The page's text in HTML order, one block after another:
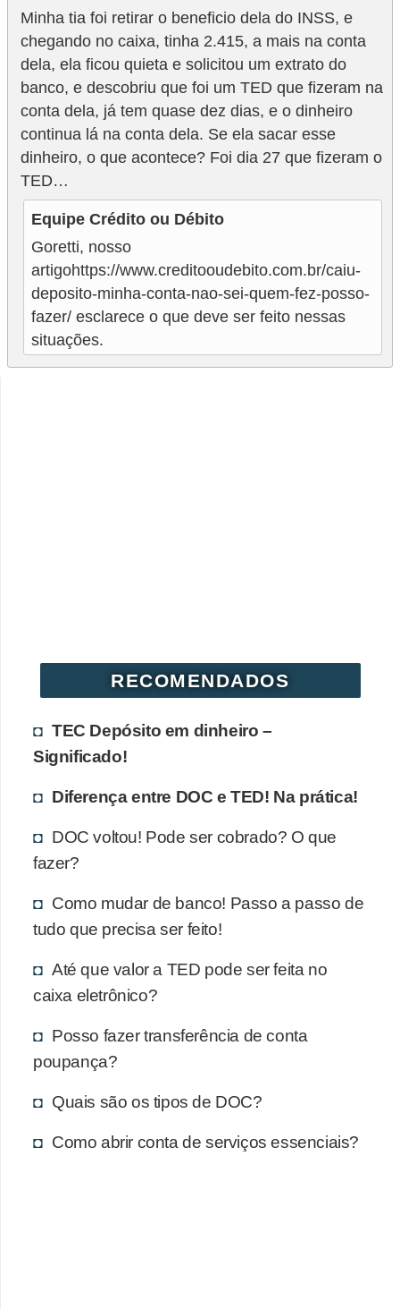
Minha tia foi retirar o beneficio dela do INSS, e
chegando no caixa, tinha 2.415, a mais na conta
dela, ela ficou quieta e solicitou um extrato do
banco, e descobriu que foi um TED que fizeram na
conta dela, já tem quase dez dias, e o dinheiro
continua lá na conta dela. Se ela sacar esse
dinheiro, o que acontece? Foi dia 27 que fizeram o
TED…
Equipe Crédito ou Débito
Goretti, nosso
artigohttps://www.creditooudebito.com.br/caiu-
deposito-minha-conta-nao-sei-quem-fez-posso-
fazer/ esclarece o que deve ser feito nessas
situações.
RECOMENDADOS
TEC Depósito em dinheiro –
Significado!
Diferença entre DOC e TED! Na prática!
DOC voltou! Pode ser cobrado? O que
fazer?
Como mudar de banco! Passo a passo de
tudo que precisa ser feito!
Até que valor a TED pode ser feita no
caixa eletrônico?
Posso fazer transferência de conta
poupança?
Quais são os tipos de DOC?
Como abrir conta de serviços essenciais?